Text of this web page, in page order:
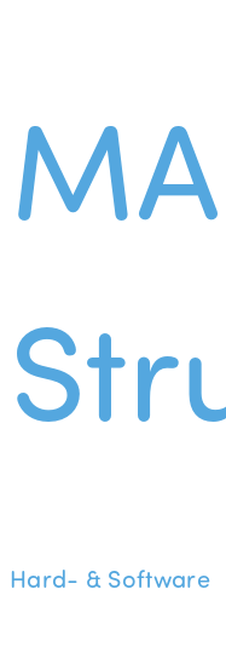
Hard- & Software